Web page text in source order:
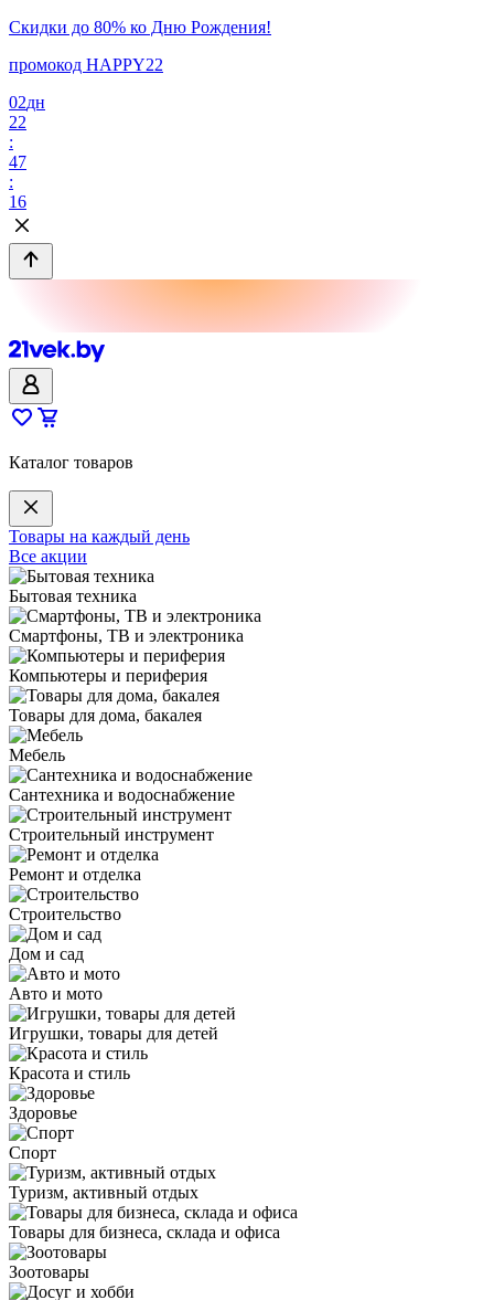
Скидки до 80% ко Дню Рождения!
промокод HAPPY22
02дн
22
:
47
:
16
Каталог товаров
Товары на каждый день
Все акции
Бытовая техника
Смартфоны, ТВ и электроника
Компьютеры и периферия
Товары для дома, бакалея
Мебель
Сантехника и водоснабжение
Строительный инструмент
Ремонт и отделка
Строительство
Дом и сад
Авто и мото
Игрушки, товары для детей
Красота и стиль
Здоровье
Спорт
Туризм, активный отдых
Товары для бизнеса, склада и офиса
Зоотовары